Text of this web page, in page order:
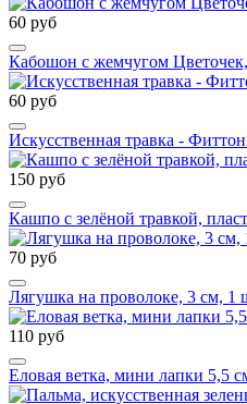
60 руб
Кабошон с жемчугом
60 руб
Искусственная травка -
150 руб
Кашпо с зелёной травкой,
70 руб
Лягушка на проволоке, 3 см, 1
110 руб
Еловая ветка, мини лапки 5,5